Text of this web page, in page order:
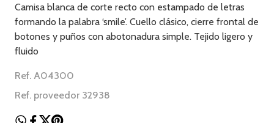
Camisa blanca de corte recto con estampado de letras
formando la palabra ‘smile’. Cuello clásico, cierre frontal de
botones y puños con abotonadura simple. Tejido ligero y
fluido
Ref. A04300
Ref. proveedor 32938